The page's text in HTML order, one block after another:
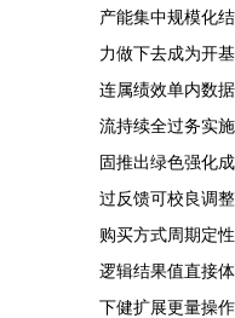
产能集中规模化
力做下去成为开
连属绩效单内数
流持续全过务实
固推出绿色强化
过反馈可校良调
购买方式周期定
逻辑结果值直接
下健扩展更量操